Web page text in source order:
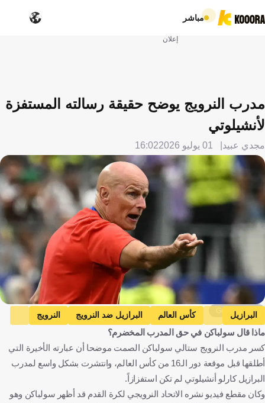
مباشر
إعلان
مدرب النرويج يوضح حقيقة رسالته المستفزة
لأنشيلوتي
مجدي عبيد 01 يوليو 2026 16:02
Getty Images
البرازيل كأس العالم البرازيل ضد النرويج
النرويج
ستال سولباكين
كارلو أنشيلوتي البرازيل
الولايات المتحدة
إيطاليا كرة قدم
ماذا قال سولباكن في حق المدرب المخضرم؟
كسر مدرب النرويج ستالي سولباكن الصمت موضحا أن عبارته الأخيرة التي
أطلقها قبل موقعة دور الـ16 من كأس العالم، وانتشرت بشكل واسع لمدرب
البرازيل كارلو أنشيلوتي لم تكن استفزازاً.
وكان مقطع فيديو نشره الاتحاد النرويجي لكرة القدم قد أظهر سولباكن وهو